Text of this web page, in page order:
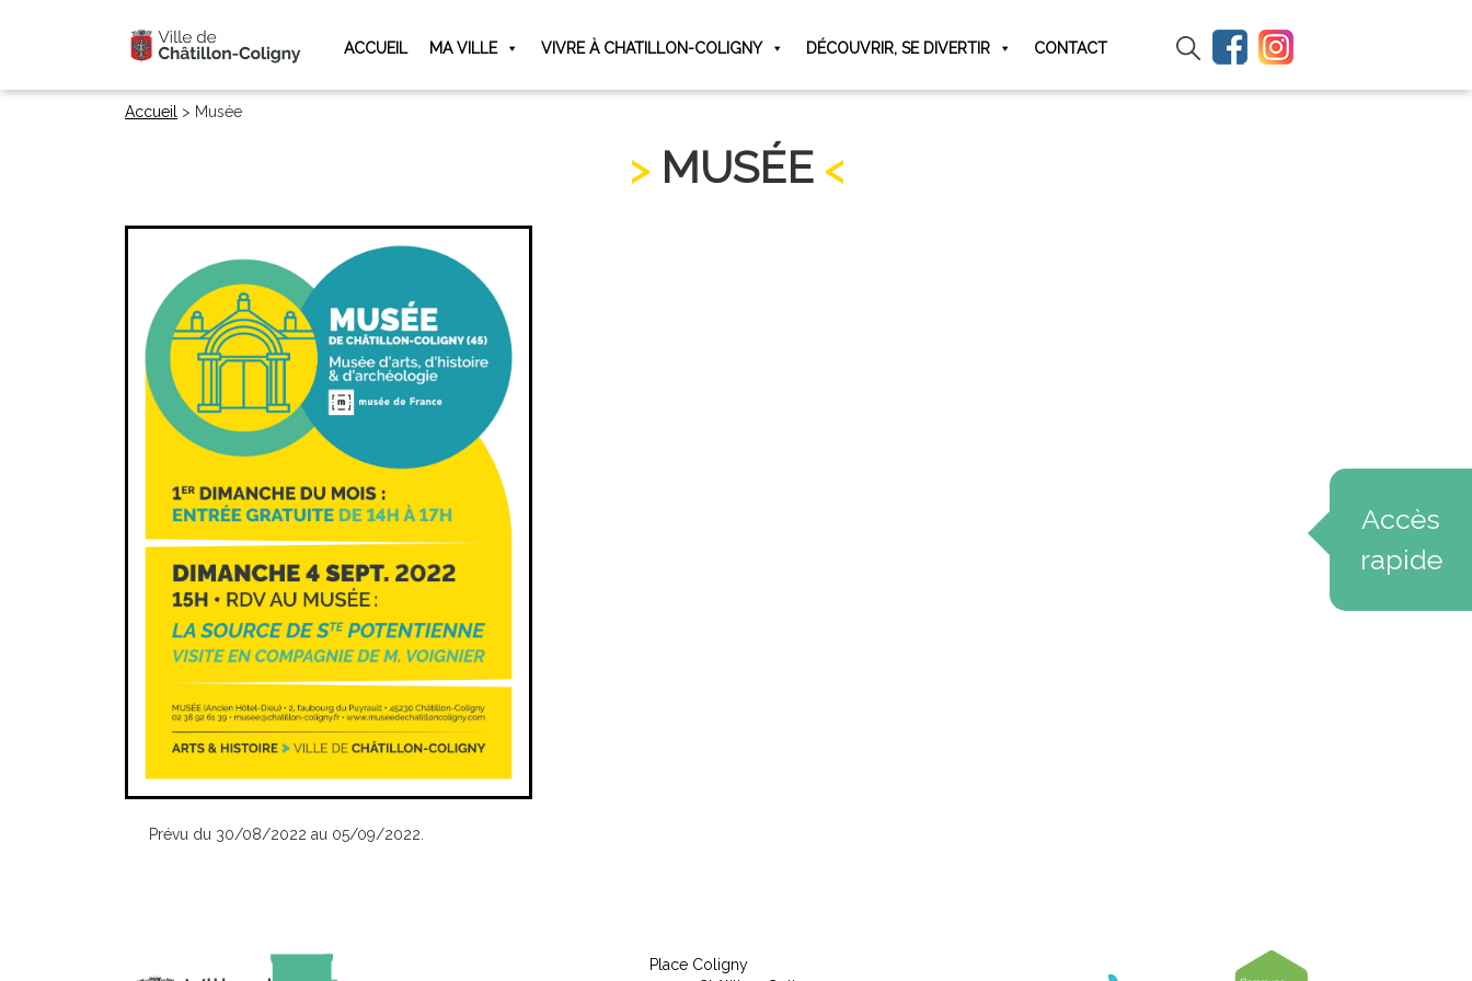
ACCUEIL MA VILLE VIVRE À CHATILLON-COLIGNY DÉCOUVRIR, SE DIVERTIR CONTACT
Accueil > Musée
MUSÉE
Prévu du 30/08/2022 au 05/09/2022.
Place Coligny
Accès
rapide